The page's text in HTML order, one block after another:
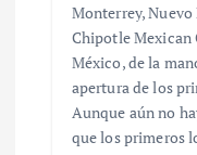
Monterrey,
Chipotle Mexican
México, de la
apertura de los
Aunque aún no
que los primeros